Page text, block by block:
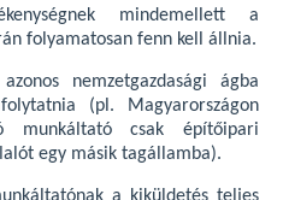
mindemellett a
folyamatosan fenn kell állnia.
nemzetgazdasági ágba
(pl. Magyarországon
munkáltató csak építőipari
egy másik tagállamba).